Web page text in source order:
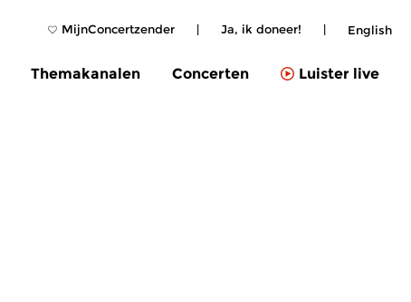
MijnConcertzender | Ja, ik doneer! | English
Themakanalen Concerten Luister live